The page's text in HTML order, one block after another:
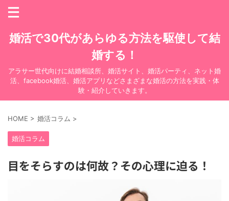
婚活で30代があらゆる方法を駆使して結
婚する！
アラサー世代向けに結婚相談所、婚活サイト、婚活パーティ、ネット婚
活、facebook婚活、婚活アプリなどさまざまな婚活の方法を実践・体
験・紹介していきます。
HOME > 婚活コラム >
婚活コラム
目をそらすのは何故？その心理に迫る！